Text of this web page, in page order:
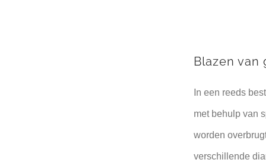
Blazen van
In een reeds
met behulp van
worden
verschillende